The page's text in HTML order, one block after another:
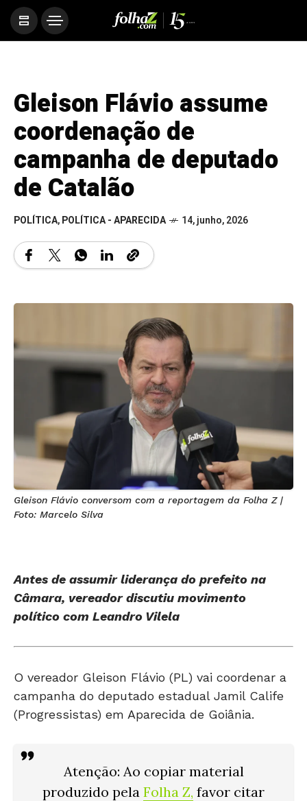
Gleison Flávio assume
coordenação de
campanha de deputado
de Catalão
POLÍTICA,POLÍTICA - APARECIDA 14, junho, 2026
Gleison Flávio conversom com a reportagem da Folha Z |
Foto: Marcelo Silva
Antes de assumir liderança do prefeito na
Câmara, vereador discutiu movimento
político com Leandro Vilela
O vereador Gleison Flávio (PL) vai coordenar a
campanha do deputado estadual Jamil Calife
(Progressistas) em Aparecida de Goiânia.
Atenção: Ao copiar material
produzido pela Folha Z, favor citar